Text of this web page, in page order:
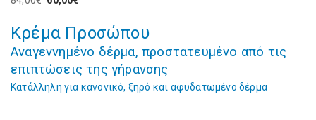
was:
84,00€.
τιμή
είναι:
60,00€.
Κρέμα Προσώπου
Αναγεννημένο δέρμα, προστατευμένο από τις
επιπτώσεις της γήρανσης
Κατάλληλη για κανονικό, ξηρό και αφυδατωμένο δέρμα